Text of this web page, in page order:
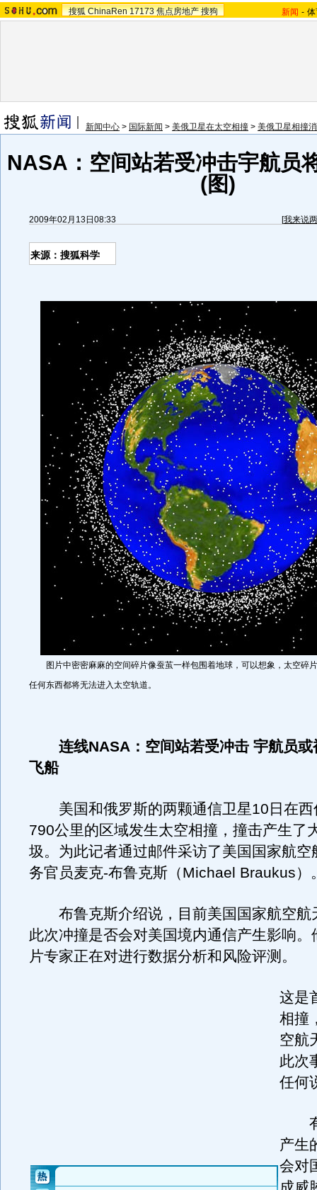
搜狐 ChinaRen 17173 焦点房地产 搜狗 新闻 -
新闻中心 > 国际新闻 > 美俄卫星在太空相撞 > 美俄卫星相撞
NASA：空间站若受冲击宇航员
(图)
2009年02月13日08:33 [我来说
来源： 搜狐科学
图片中密密麻麻的空间碎片像蚕茧一样包围着地球，可以想象，太空碎
任何东西都将无法进入太空轨道。
连线NASA：空间站若受冲击 宇航员
飞船
美国和俄罗斯的两颗通信卫星10日在西
790公里的区域发生太空相撞，撞击产生了
圾。为此记者通过邮件采访了美国国家航空
务官员麦克-布鲁克斯（Michael Braukus）
布鲁克斯介绍说，目前美国国家航空航
此次冲撞是否会对美国境内通信产生影响。
片专家正在对进行数据分析和风险评测。
这是
相撞
空航
此次
任何
有
产生
会对